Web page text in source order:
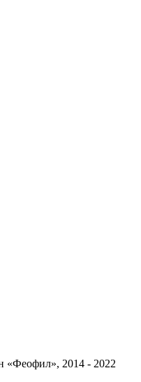
«Феофил», 2014 - 2022